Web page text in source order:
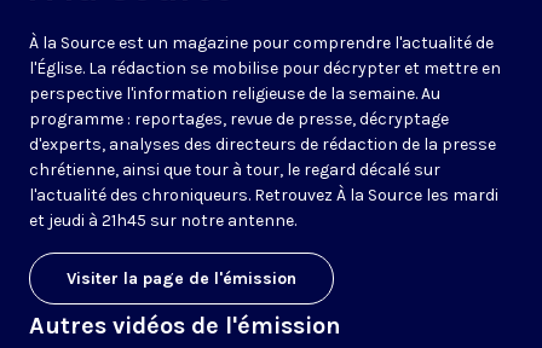
À la Source est un magazine pour comprendre l'actualité de
l'Église. La rédaction se mobilise pour décrypter et mettre en
perspective l'information religieuse de la semaine. Au
programme : reportages, revue de presse, décryptage
d'experts, analyses des directeurs de rédaction de la presse
chrétienne, ainsi que tour à tour, le regard décalé sur
l'actualité des chroniqueurs. Retrouvez À la Source les mardi
et jeudi à 21h45 sur notre antenne.
Visiter la page de l'émission
Autres vidéos de l'émission